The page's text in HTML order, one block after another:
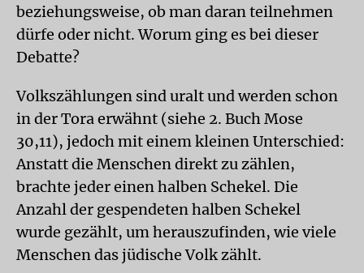
beziehungsweise, ob man daran teilnehmen
dürfe oder nicht. Worum ging es bei dieser
Debatte?
Volkszählungen sind uralt und werden schon
in der Tora erwähnt (siehe 2. Buch Mose
30,11), jedoch mit einem kleinen Unterschied:
Anstatt die Menschen direkt zu zählen,
brachte jeder einen halben Schekel. Die
Anzahl der gespendeten halben Schekel
wurde gezählt, um herauszufinden, wie viele
Menschen das jüdische Volk zählt.